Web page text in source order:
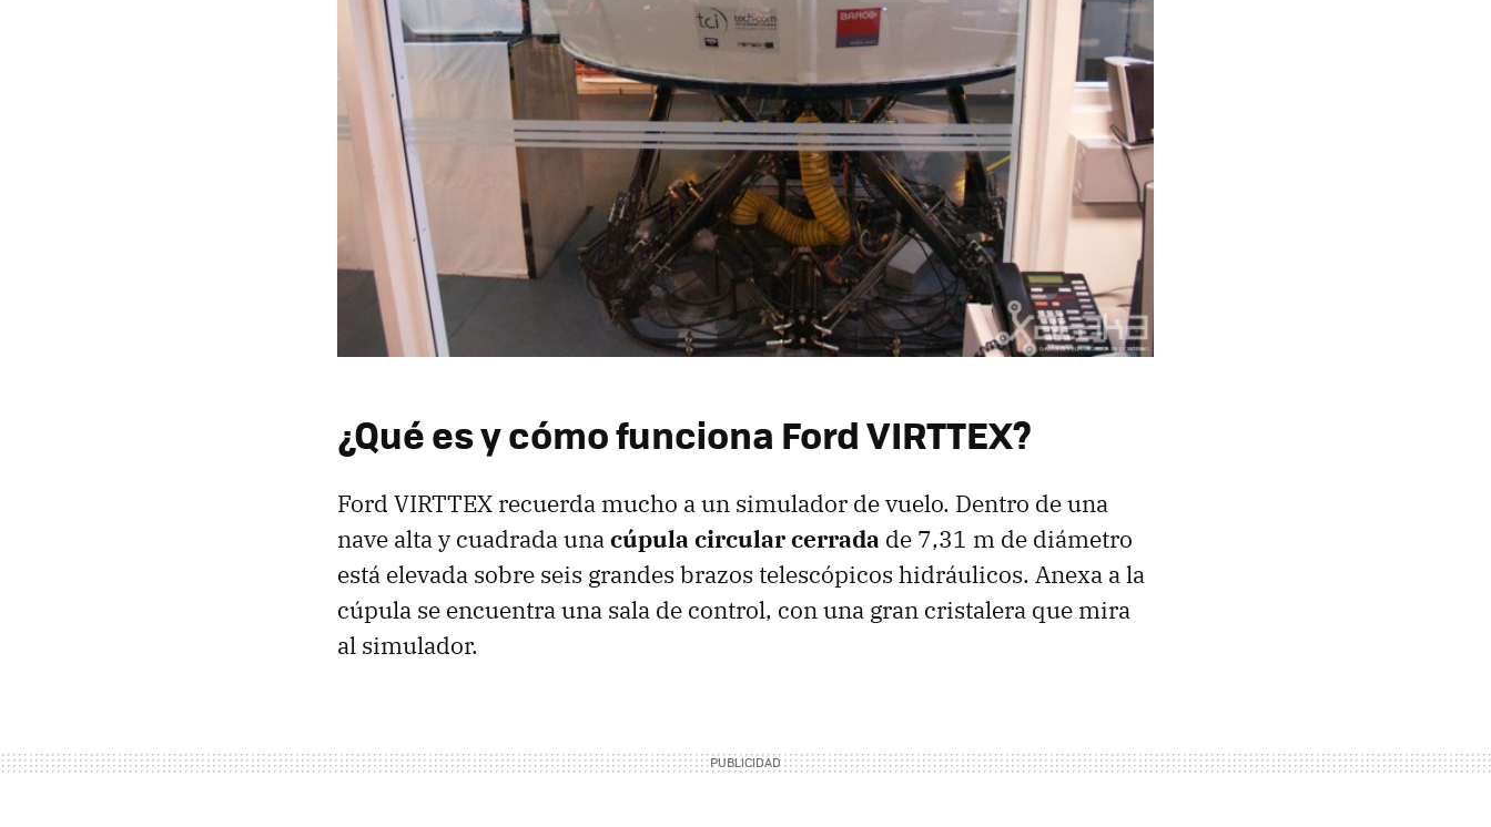
¿Qué es y cómo funciona Ford VIRTTEX?
Ford VIRTTEX recuerda mucho a un simulador de vuelo. Dentro de una
nave alta y cuadrada una cúpula circular cerrada de 7,31 m de diámetro
está elevada sobre seis grandes brazos telescópicos hidráulicos. Anexa a la
cúpula se encuentra una sala de control, con una gran cristalera que mira
al simulador.